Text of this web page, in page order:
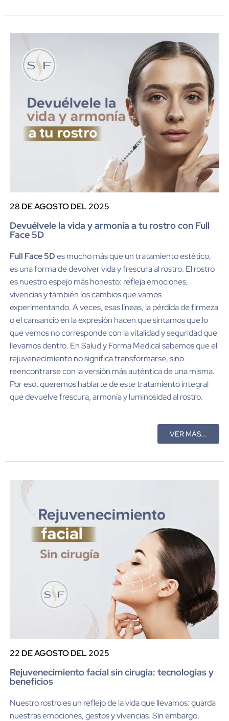
28 DE AGOSTO DEL 2025
Devuélvele la vida y armonía a tu rostro con Full
Face 5D
Full Face 5Des mucho más que un tratamiento estético,
es una forma de devolver vida y frescura al rostro. El rostro
es nuestro espejo más honesto: refleja emociones,
vivencias y también los cambios que vamos
experimentando. A veces, esas líneas, la pérdida de firmeza
o el cansancio en la expresión hacen que sintamos que lo
que vemos no corresponde con la vitalidad y seguridad que
llevamos dentro. En Salud y Forma Medical sabemos que el
rejuvenecimiento no significa transformarse, sino
reencontrarse con la versión más auténtica de una misma.
Por eso, queremos hablarte de este tratamiento integral
que devuelve frescura, armonía y luminosidad al rostro.
VER MÁS...
22 DE AGOSTO DEL 2025
Rejuvenecimiento facial sin cirugía: tecnologías y
beneficios
Nuestro rostro es un reflejo de la vida que llevamos: guarda
nuestras emociones, gestos y vivencias. Sin embargo,